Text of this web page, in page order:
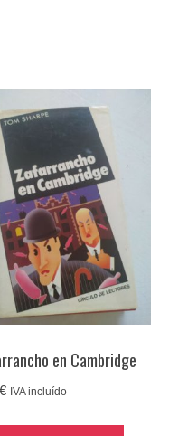
en Cambridge
€ IVA incluído